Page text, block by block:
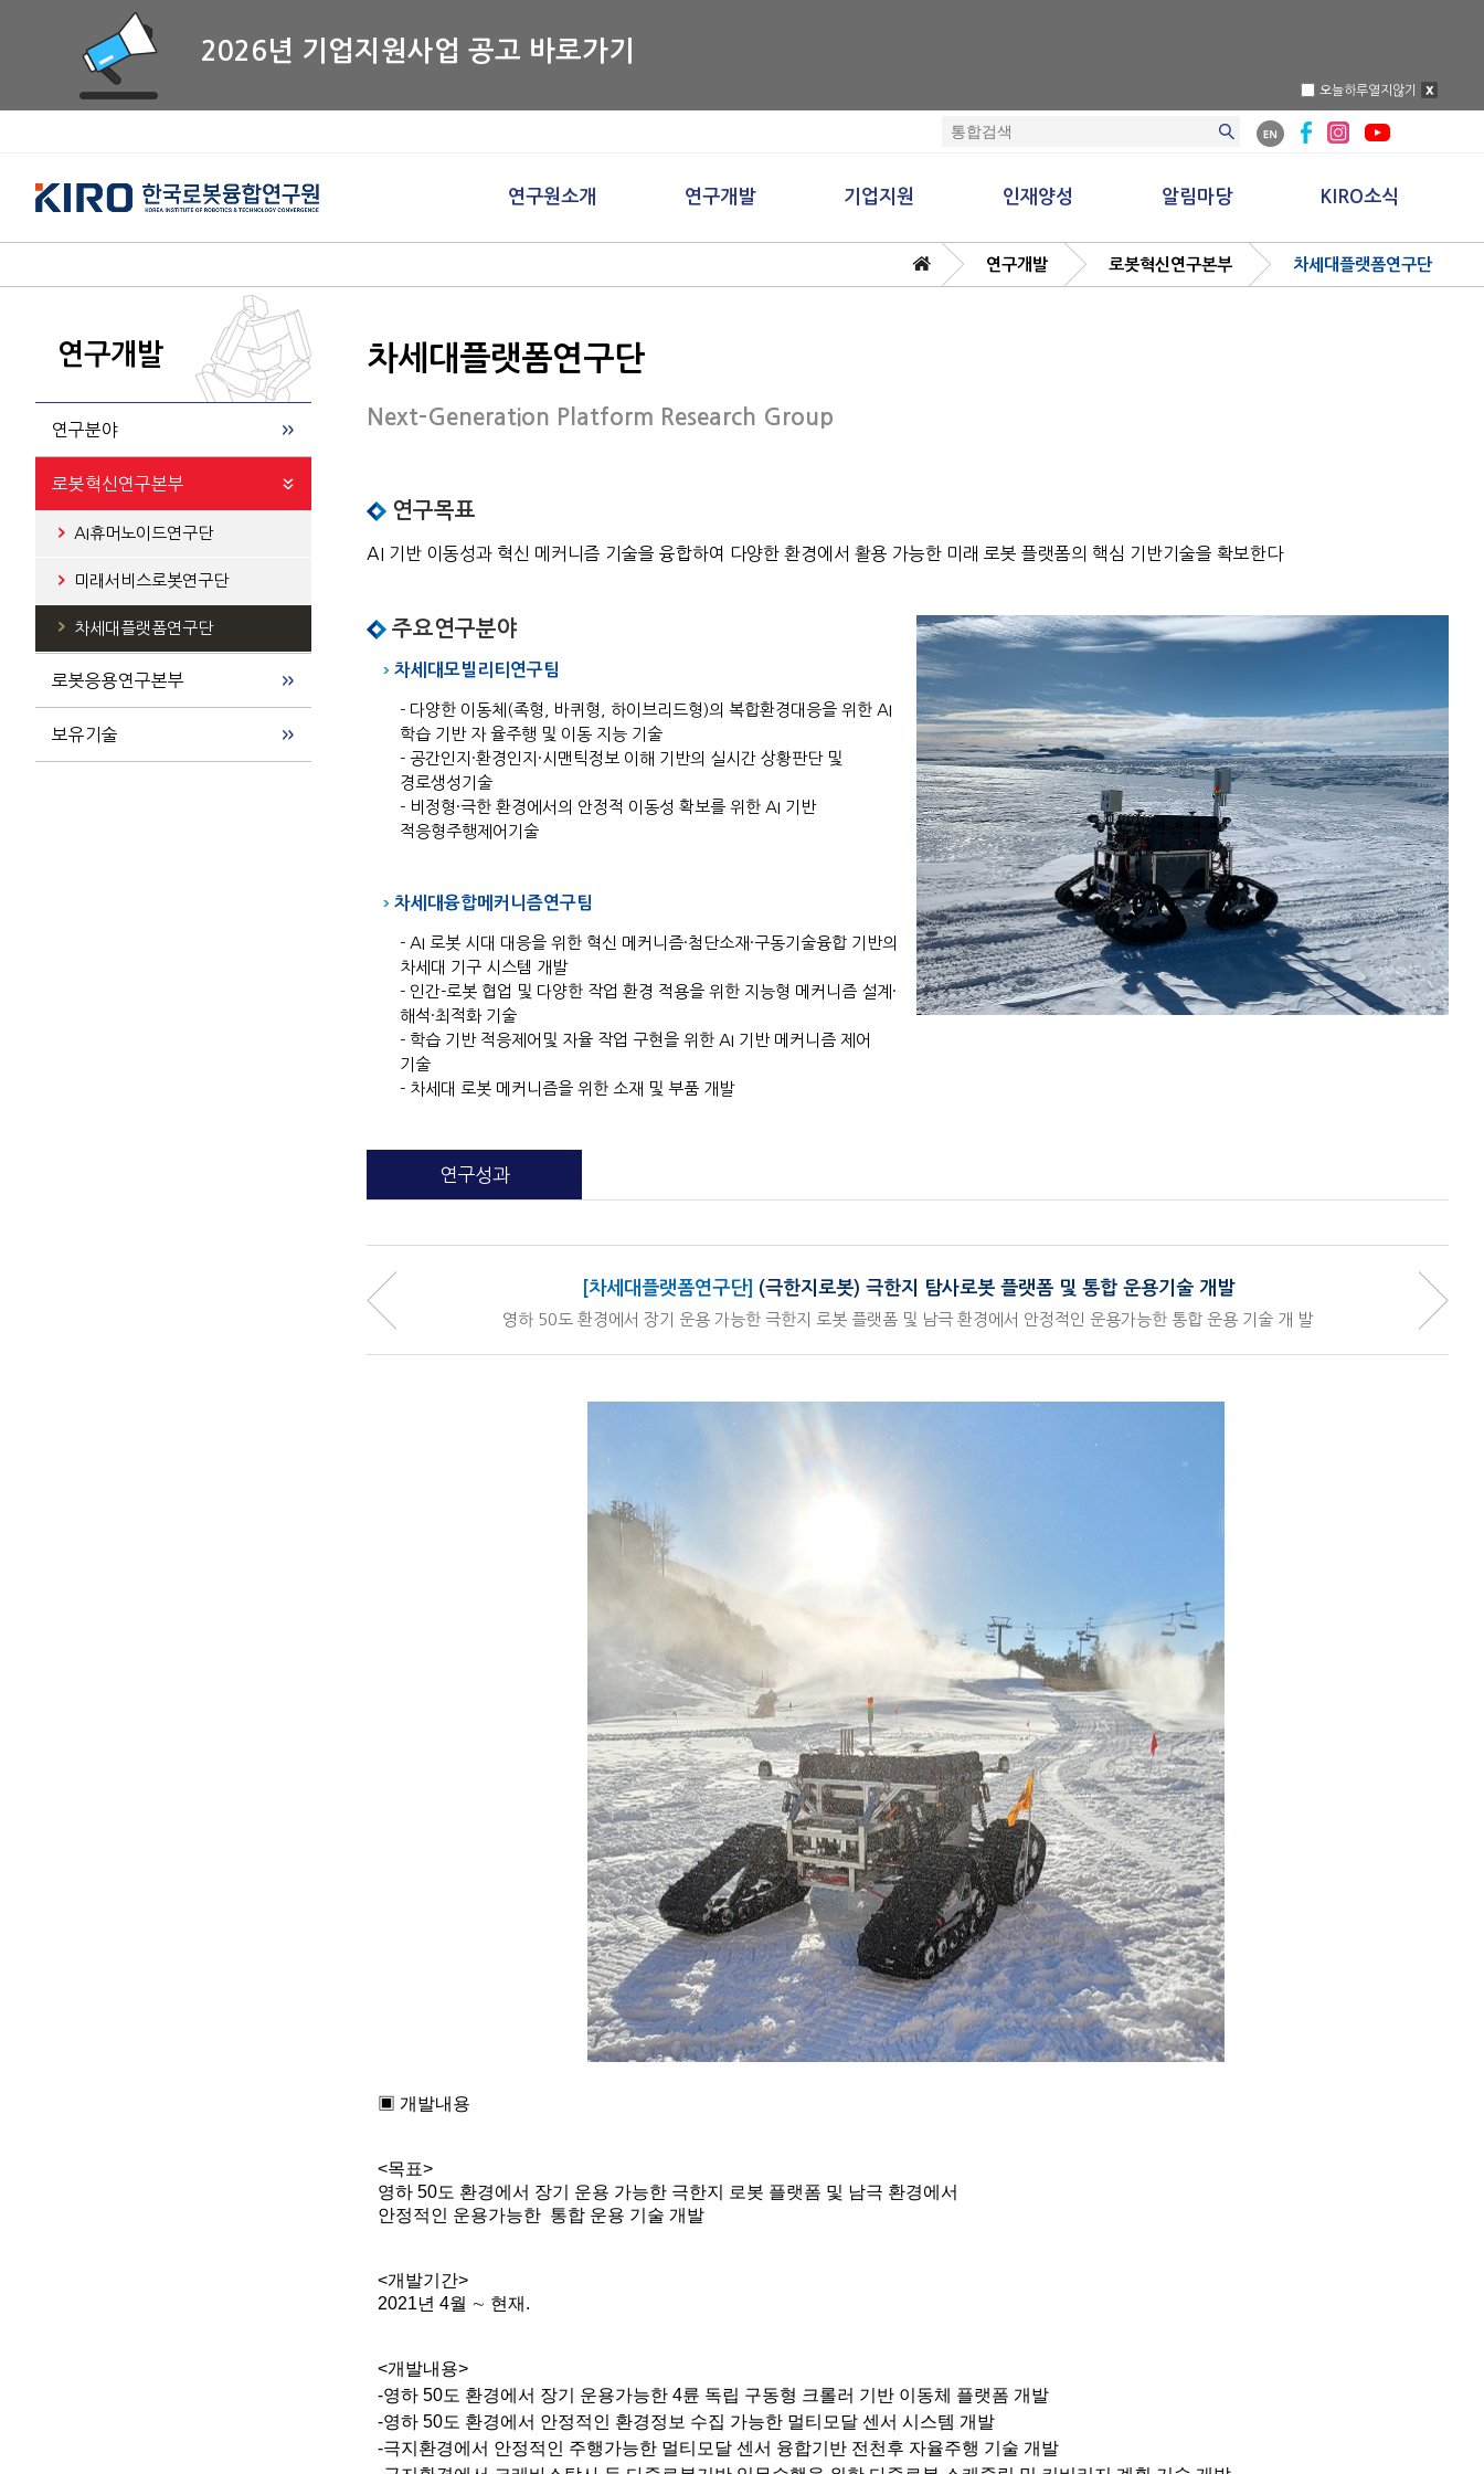
2026년 기업지원사업 공고 바로가기
오늘하루열지않기
연구원소개
조직도
연구개발 기업지원
기업지원소개
인재양성
로봇전문교육
알림마당
공지사항
KIRO소식
NEWS
연구개발 로봇혁신연구본부 차세대플랫폼연구단
연구개발
연구분야
로봇혁신연구본부
AI휴머노이드연구단
미래서비스로봇연구단
차세대플랫폼연구단
로봇응용연구본부
보유기술
차세대플랫폼연구단
Next-Generation Platform Research Group
연구목표
AI 기반 이동성과 혁신 메커니즘 기술을 융합하여 다양한 환경에서 활용 가능한 미래 로봇 플랫폼의 핵심 기반기술을 확보한다
주요연구분야
차세대모빌리티연구팀
- 다양한 이동체(족형, 바퀴형, 하이브리드형)의 복합환경대응을 위한 AI
학습 기반 자 율주행 및 이동 지능 기술
- 공간인지·환경인지·시맨틱정보 이해 기반의 실시간 상황판단 및
경로생성기술
- 비정형·극한 환경에서의 안정적 이동성 확보를 위한 AI 기반
적응형주행제어기술
차세대융합메커니즘연구팀
- AI 로봇 시대 대응을 위한 혁신 메커니즘·첨단소재·구동기술융합 기반의
차세대 기구 시스템 개발
- 인간-로봇 협업 및 다양한 작업 환경 적용을 위한 지능형 메커니즘 설계·
해석·최적화 기술
- 학습 기반 적응제어및 자율 작업 구현을 위한 AI 기반 메커니즘 제어
기술
- 차세대 로봇 메커니즘을 위한 소재 및 부품 개발
연구성과
[차세대플랫폼연구단] (극한지로봇) 극한지 탐사로봇 플랫폼 및 통합 운용기술 개발
영하 50도 환경에서 장기 운용 가능한 극한지 로봇 플랫폼 및 남극 환경에서 안정적인 운용가능한 통합 운용 기술 개 발
▣ 개발내용
<목표>
영하 50도 환경에서 장기 운용 가능한 극한지
로봇 플랫폼 및 남극 환경에서
안정적인 운용가능한 통합 운용 기술 개발
<개발기간>
2021년 4월 ∼ 현재 .
<개발내용>
-영하 50도 환경에서 장기 운용가능한 4륜 독립 구동형 크롤러 기반 이동체 플랫폼 개발
-영하 50도 환경에서 안정적인 환경정보 수집 가능한 멀티모달 센서 시스템 개발
-극지환경에서 안정적인 주행가능한 멀티모달 센서 융합기반 전천후 자율주행 기술 개발